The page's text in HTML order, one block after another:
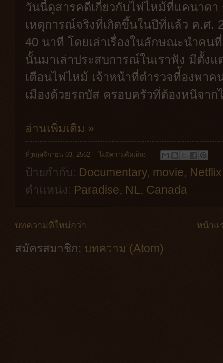
วันนี้ดูสารคดีเกี่ยวกับไฟไหม้ที่แคนาดา
เหตุการณ์จริงที่เกิดขึ้นในปีที่แล้ว ค.ศ.
40 นาที โดยเล่าเรื่องในลักษณะนำคน
นั้นมาเล่าประสบการณ์ในเราฟัง มีตั้ง
เตือนไฟไหม้ เจ้าหน้าที่ตำรวจที่้องพา
เมืองด้วยรถบัส ครอบครัวที่ต้องหนีจาก
อ่านเพิ่มเติม »
ที่ พฤศจิกายน 03, 2562 ไม่มีความคิดเห็น:
ป้ายกำกับ: Documentary, movie,
ตำแหน่ง: Paradise, NL, Canada
บทความที่ใหม่กว่า หน้าแ
สมัครสมาชิก: บทความ (Atom)